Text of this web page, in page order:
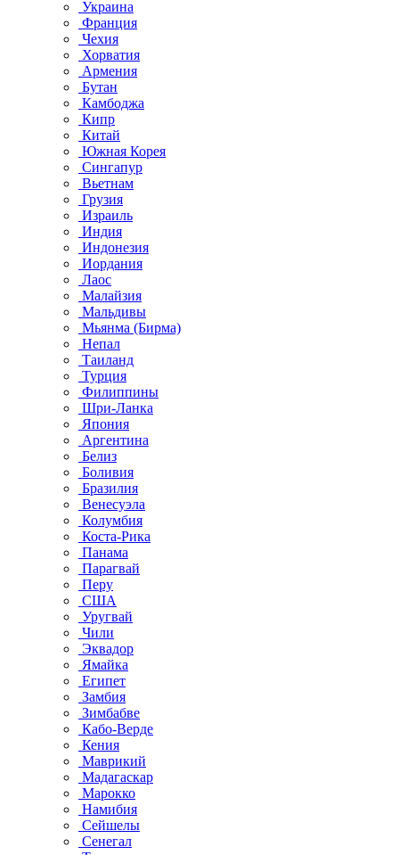
Украина
Франция
Чехия
Хорватия
Армения
Бутан
Камбоджа
Кипр
Китай
Южная Корея
Сингапур
Вьетнам
Грузия
Израиль
Индия
Индонезия
Иордания
Лаос
Малайзия
Мальдивы
Мьянма (Бирма)
Непал
Таиланд
Турция
Филиппины
Шри-Ланка
Япония
Аргентина
Белиз
Боливия
Бразилия
Венесуэла
Колумбия
Коста-Рика
Панама
Парагвай
Перу
США
Уругвай
Чили
Эквадор
Ямайка
Египет
Замбия
Зимбабве
Кабо-Верде
Кения
Маврикий
Мадагаскар
Марокко
Намибия
Сейшелы
Сенегал